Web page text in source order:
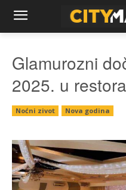
Glamurozni
2025. u
Noćni zivot Nova godina